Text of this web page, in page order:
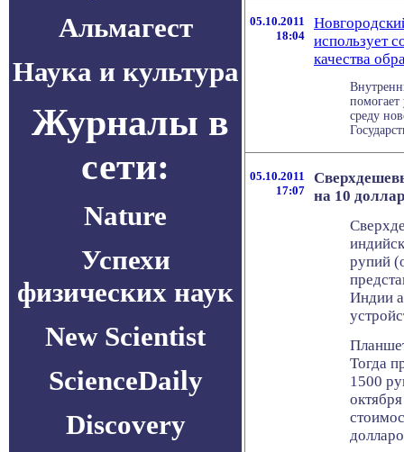
Альмагест
Наука и культура
Журналы в
сети:
Nature
Успехи
физических наук
New Scientist
ScienceDaily
Discovery
05.10.2011
18:04
использует
качества
помогает
среду
05.10.2011
17:07
на 10
рупий
Индии
Тогда
1500